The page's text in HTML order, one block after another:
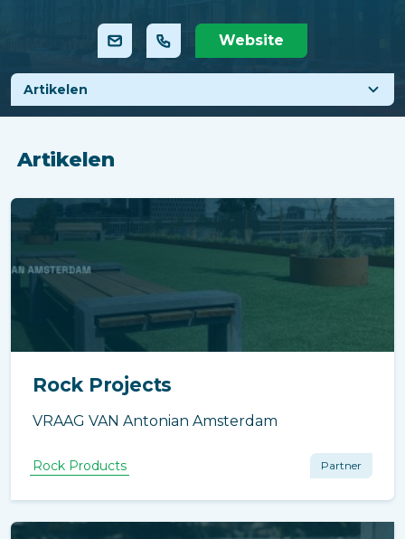
Website
Artikelen
Artikelen
Rock Projects
VRAAG VAN Antonian Amsterdam
Rock Products Partner